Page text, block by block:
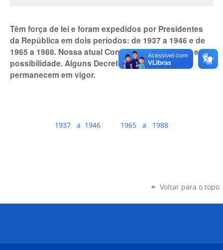
Têm força de lei e foram expedidos por Presidentes
da República em dois períodos: de 1937 a 1946 e de
1965 a 1988. Nossa atual Constituição não prevê essa
possibilidade. Alguns Decretos-Leis ainda
permanecem em vigor.
1937 a 1946 1965 a 1988
Voltar para o topo